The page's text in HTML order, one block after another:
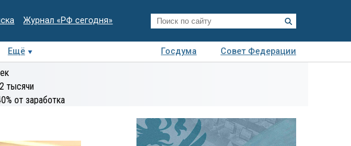
Журнал «РФ сегодня»
Ещё Госдума
Совет Федерации
тысячи
от заработка